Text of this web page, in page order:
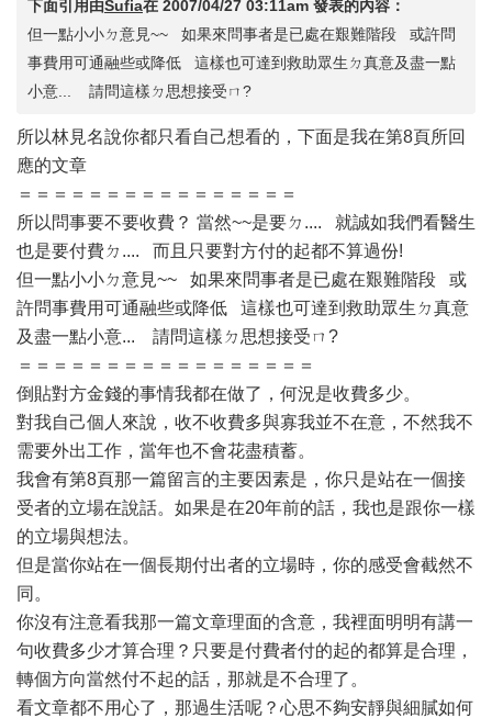
下面引用由Sufia在 2007/04/27 03:11am 發表的內容：
但一點小小ㄉ意見~~ 如果來問事者是已處在艱難階段 或許問
事費用可通融些或降低 這樣也可達到救助眾生ㄉ真意及盡一點
小意... 請問這樣ㄉ思想接受ㄇ?
所以林見名說你都只看自己想看的，下面是我在第8頁所回
應的文章
＝＝＝＝＝＝＝＝＝＝＝＝＝＝＝＝
所以問事要不要收費？ 當然~~是要ㄉ.... 就誠如我們看醫生
也是要付費ㄉ.... 而且只要對方付的起都不算過份!
但一點小小ㄉ意見~~ 如果來問事者是已處在艱難階段 或
許問事費用可通融些或降低 這樣也可達到救助眾生ㄉ真意
及盡一點小意... 請問這樣ㄉ思想接受ㄇ?
＝＝＝＝＝＝＝＝＝＝＝＝＝＝＝＝＝
倒貼對方金錢的事情我都在做了，何況是收費多少。
對我自己個人來說，收不收費多與寡我並不在意，不然我不
需要外出工作，當年也不會花盡積蓄。
我會有第8頁那一篇留言的主要因素是，你只是站在一個接
受者的立場在說話。如果是在20年前的話，我也是跟你一樣
的立場與想法。
但是當你站在一個長期付出者的立場時，你的感受會截然不
同。
你沒有注意看我那一篇文章理面的含意，我裡面明明有講一
句收費多少才算合理？只要是付費者付的起的都算是合理，
轉個方向當然付不起的話，那就是不合理了。
看文章都不用心了，那過生活呢？心思不夠安靜與細膩如何